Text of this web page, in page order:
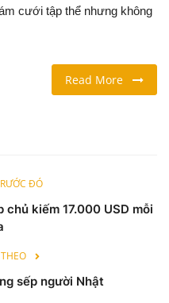
cưới tập thể nhưng không
Read More
ĐÓ
kiếm 17.000 USD mỗi
sếp người Nhật